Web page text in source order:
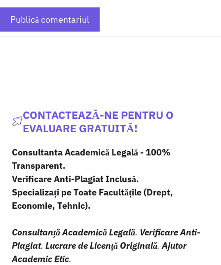
CONTACTEAZĂ-NE PENTRU O
EVALUARE GRATUITĂ!
Consultanta Academică Legală - 100%
Transparent.
Verificare Anti-Plagiat Inclusă.
Specializați pe Toate Facultățile (Drept,
Economie, Tehnic).
Consultanță Academică Legală. Verificare Anti-
Plagiat. Lucrare de Licență Originală.Ajutor
Academic Etic.